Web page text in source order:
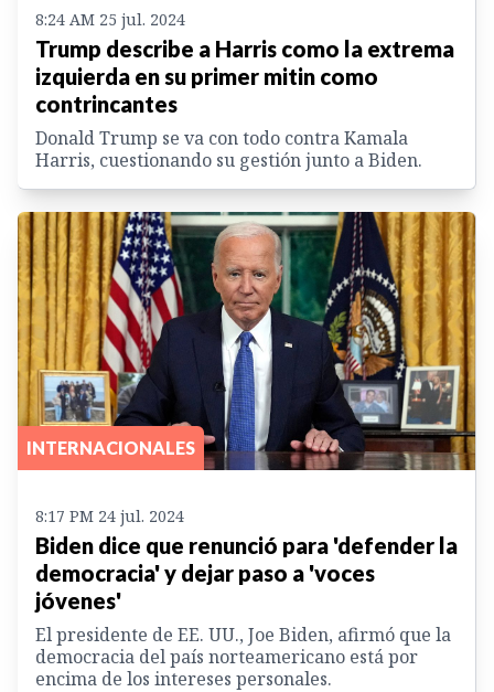
8:24 AM 25 jul. 2024
Trump describe a Harris como la extrema
izquierda en su primer mitin como
contrincantes
Donald Trump se va con todo contra Kamala
Harris, cuestionando su gestión junto a Biden.
INTERNACIONALES
8:17 PM 24 jul. 2024
Biden dice que renunció para 'defender la
democracia' y dejar paso a 'voces
jóvenes'
El presidente de EE. UU., Joe Biden, afirmó que la
democracia del país norteamericano está por
encima de los intereses personales.